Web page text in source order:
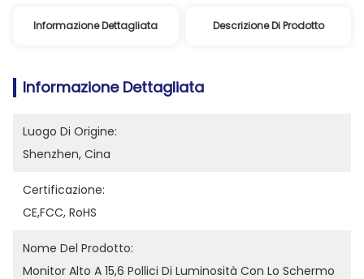
Informazione Dettagliata Descrizione Di Prodotto
Informazione Dettagliata
Luogo Di Origine:
Shenzhen, Cina
Certificazione:
CE,FCC, RoHS
Nome Del Prodotto:
Monitor Alto A 15,6 Pollici Di Luminosità Con Lo Schermo